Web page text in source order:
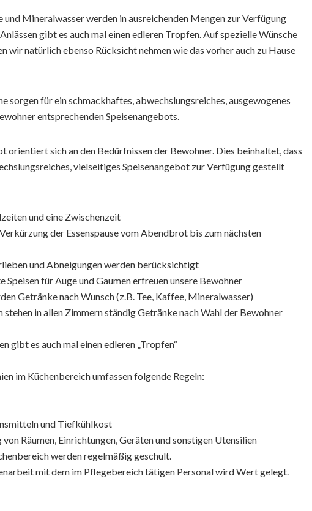
und Mineralwasser werden in ausreichenden Mengen zur Verfügung
gibt es auch mal einen edleren Tropfen. Auf spezielle Wünsche
wir natürlich ebenso Rücksicht nehmen wie das vorher auch zu Hause
sorgen für ein schmackhaftes, abwechslungsreiches, ausgewogenes
entsprechenden Speisenangebots.
orientiert sich an den Bedürfnissen der Bewohner. Dies beinhaltet, dass
vielseitiges Speisenangebot zur Verfügung gestellt
und eine Zwischenzeit
der Essenspause vom Abendbrot bis zum nächsten
und Abneigungen werden berücksichtigt
für Auge und Gaumen erfreuen unsere Bewohner
Getränke nach Wunsch (z.B. Tee, Kaffee, Mineralwasser)
in allen Zimmern ständig Getränke nach Wahl der Bewohner
gibt es auch mal einen edleren „Tropfen“
im Küchenbereich umfassen folgende Regeln:
und Tiefkühlkost
Räumen, Einrichtungen, Geräten und sonstigen Utensilien
werden regelmäßig geschult.
mit dem im Pflegebereich tätigen Personal wird Wert gelegt.